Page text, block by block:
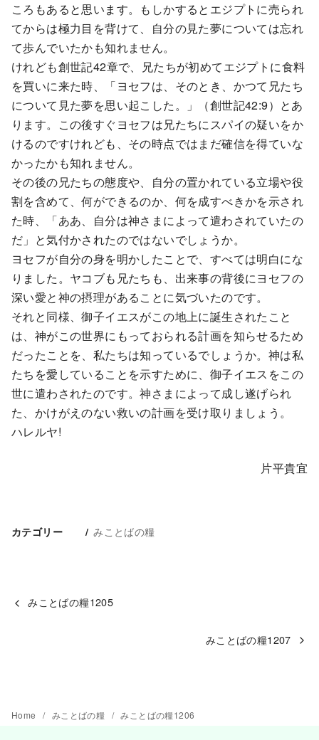
ころもあると思います。もしかするとエジプトに売られ
てからは極力目を背けて、自分の見た夢については忘れ
て歩んでいたかも知れません。
けれども創世記42章で、兄たちが初めてエジプトに食料
を買いに来た時、「ヨセフは、そのとき、かつて兄たち
について見た夢を思い起こした。」（創世記42:9）とあ
ります。この後すぐヨセフは兄たちにスパイの疑いをか
けるのですけれども、その時点ではまだ確信を得ていな
かったかも知れません。
その後の兄たちの態度や、自分の置かれている立場や役
割を含めて、何ができるのか、何を成すべきかを示され
た時、「ああ、自分は神さまによって遣わされていたの
だ」と気付かされたのではないでしょうか。
ヨセフが自分の身を明かしたことで、すべては明白にな
りました。ヤコブも兄たちも、出来事の背後にヨセフの
深い愛と神の摂理があることに気づいたのです。
それと同様、御子イエスがこの地上に誕生されたこと
は、神がこの世界にもっておられる計画を知らせるため
だったことを、私たちは知っているでしょうか。神は私
たちを愛していることを示すために、御子イエスをこの
世に遣わされたのです。神さまによって成し遂げられ
た、かけがえのない救いの計画を受け取りましょう。
ハレルヤ!
片平貴宜
カテゴリー みことばの糧
みことばの糧1205
みことばの糧1207
Home みことばの糧 みことばの糧1206